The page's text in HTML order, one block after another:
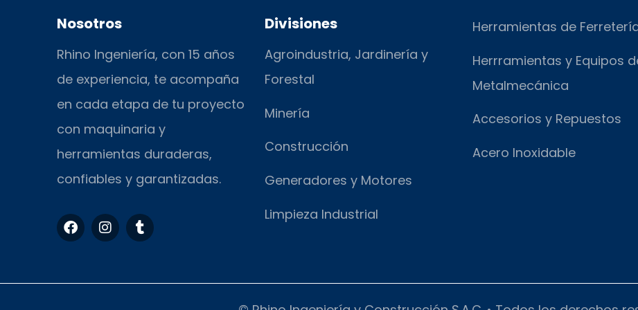
Nosotros
Rhino Ingeniería, con 15 años
de experiencia, te acompaña
en cada etapa de tu proyecto
con maquinaria y
herramientas duraderas,
confiables y garantizadas.
F
a
c
o
I
n
s
g
T
u
m
r
Divisiones
Agroindustria, Jardinería y
Forestal
Minería
Construcción
Generadores y Motores
Limpieza Industrial
Herramientas de
Herrramientas y Equipos
Metalmecánica
Accesorios y Repuestos
Acero Inoxidable